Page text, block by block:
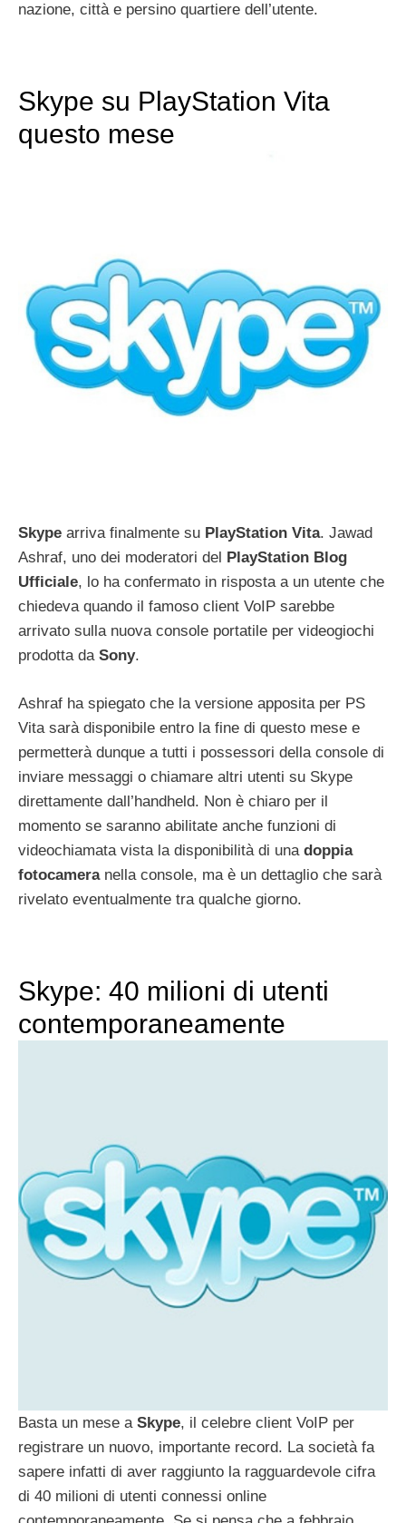
nazione, città e persino quartiere dell’utente.
Skype su PlayStation Vita
questo mese
Skype arriva finalmente su PlayStation Vita. Jawad
Ashraf, uno dei moderatori del
PlayStation Blog
Ufficiale, lo ha confermato in risposta a un utente che
chiedeva quando il famoso client VoIP sarebbe
arrivato sulla nuova console portatile per videogiochi
prodotta da Sony.
Ashraf ha spiegato che la versione apposita per PS
Vita sarà disponibile entro la fine di questo mese e
permetterà dunque a tutti i possessori della console di
inviare messaggi o chiamare altri utenti su Skype
direttamente dall’handheld. Non è chiaro per il
momento se saranno abilitate anche funzioni di
videochiamata vista la disponibilità di una doppia
fotocameranella console, ma è un dettaglio che sarà
rivelato eventualmente tra qualche giorno.
Skype: 40 milioni di utenti
contemporaneamente
Basta un mese a Skype, il celebre client VoIP per
registrare un nuovo, importante record. La società fa
sapere infatti di aver raggiunto la ragguardevole cifra
di 40 milioni di utenti connessi online